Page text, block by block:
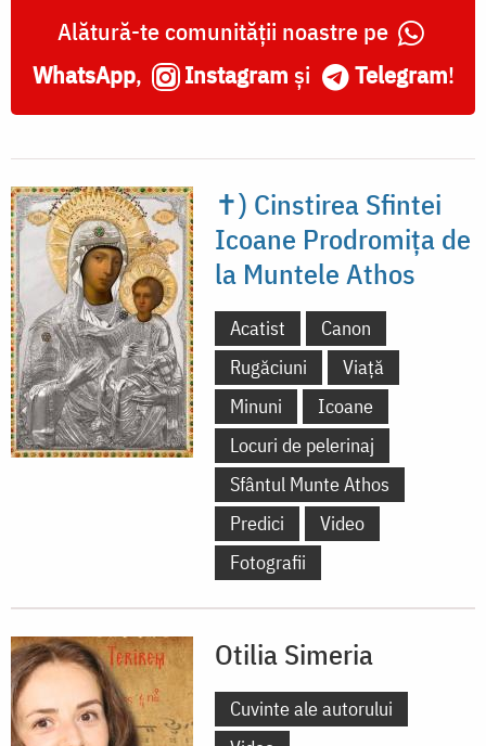
Alătură-te comunității noastre pe
WhatsApp, Instagram și Telegram!
✝) Cinstirea Sfintei
Icoane Prodromița de
la Muntele Athos
Acatist
Canon
Rugăciuni
Viață
Minuni
Icoane
Locuri de pelerinaj
Sfântul Munte Athos
Predici
Video
Fotografii
Otilia Simeria
Cuvinte ale autorului